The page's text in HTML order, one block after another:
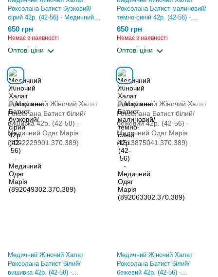
Роксолана Батист бузковий/
сірий 42р. (42-56) - Медичний
Одяг Марія
(892049302.370.389)
650 грн
Немає в наявності
Оптові ціни
Роксолана Батист малиновий/
темно-синій 42р. (42-56) -
Медичний Одяг Марія
(892063302.370.389)
650 грн
Немає в наявності
Оптові ціни
Медичний Жіночий Халат
Роксолана Батист білий/
вишивка 42р. (42-58) -
Медичний Жіночий Халат
Роксолана Батист білий/
бежевий 42р. (42-56) -